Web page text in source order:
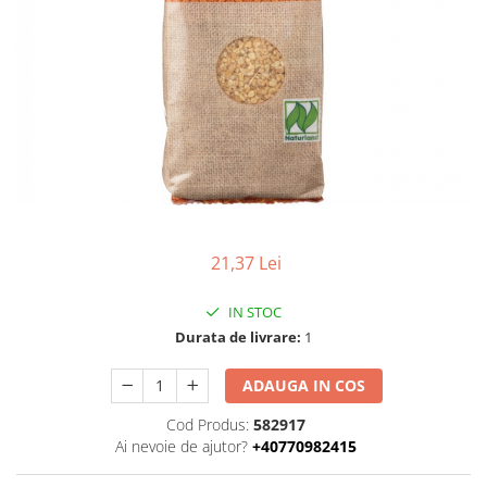
Ciocolata, cacao si cafea
Cafea bio din cereale
Sare si mixuri de sare
Dulceata si creme bio
Compoturi bio
21,37 Lei
IN STOC
Durata de livrare: 1
ADAUGA IN COS
Cod Produs: 582917
Ai nevoie de ajutor? +40770982415